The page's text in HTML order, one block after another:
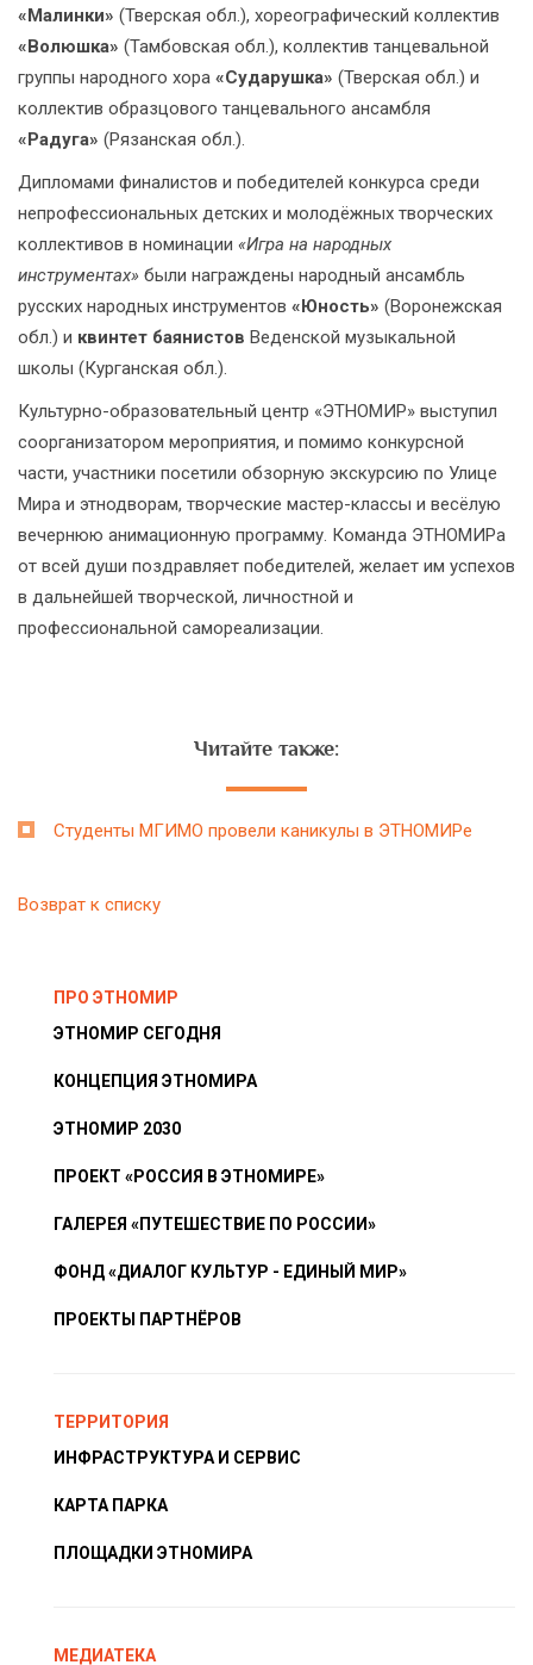
«Малинки» (Тверская обл.), хореографический коллектив
«Волюшка» (Тамбовская обл.), коллектив танцевальной
группы народного хора «Сударушка» (Тверская обл.) и
коллектив образцового танцевального ансамбля
«Радуга» (Рязанская обл.).
Дипломами финалистов и победителей конкурса среди
непрофессиональных детских и молодёжных творческих
коллективов в номинации «Игра на народных
инструментах» были награждены народный ансамбль
русских народных инструментов «Юность» (Воронежская
обл.) и квинтет баянистов Веденской музыкальной
школы (Курганская обл.).
Культурно-образовательный центр «ЭТНОМИР» выступил
соорганизатором мероприятия, и помимо конкурсной
части, участники посетили обзорную экскурсию по Улице
Мира и этнодворам, творческие мастер-классы и весёлую
вечернюю анимационную программу. Команда ЭТНОМИРа
от всей души поздравляет победителей, желает им успехов
в дальнейшей творческой, личностной и
профессиональной самореализации.
Читайте также:
Студенты МГИМО провели каникулы в ЭТНОМИРе
Возврат к списку
ПРО ЭТНОМИР
ЭТНОМИР СЕГОДНЯ
КОНЦЕПЦИЯ ЭТНОМИРА
ЭТНОМИР 2030
ПРОЕКТ «РОССИЯ В ЭТНОМИРЕ»
ГАЛЕРЕЯ «ПУТЕШЕСТВИЕ ПО РОССИИ»
ФОНД «ДИАЛОГ КУЛЬТУР - ЕДИНЫЙ МИР»
ПРОЕКТЫ ПАРТНЁРОВ
ТЕРРИТОРИЯ
ИНФРАСТРУКТУРА И СЕРВИС
КАРТА ПАРКА
ПЛОЩАДКИ ЭТНОМИРА
МЕДИАТЕКА